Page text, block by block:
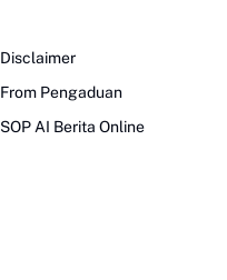
Disclaimer
From Pengaduan
SOP AI Berita Online